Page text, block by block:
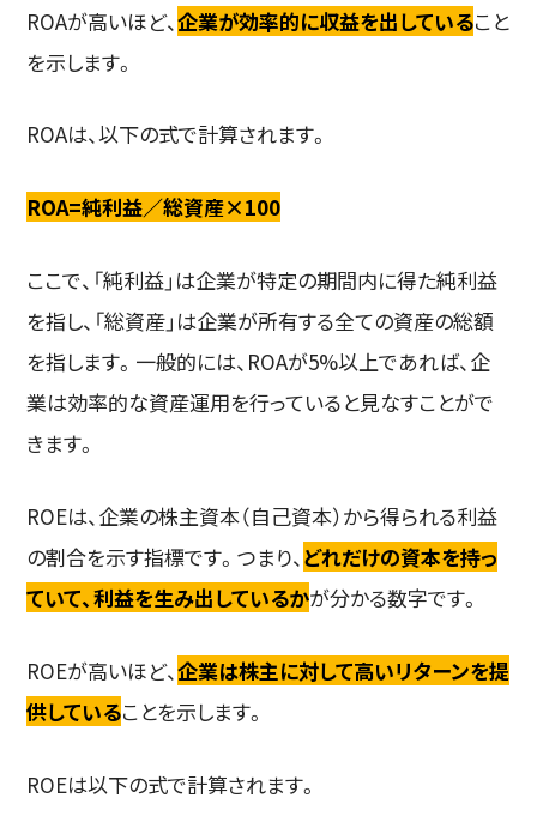
ROAが高いほど、企業が効率的に収益を出していること
を示します。
ROAは、以下の式で計算されます。
ROA=純利益／総資産×100
ここで、「純利益」は企業が特定の期間内に得た純利益
を指し、「総資産」は企業が所有する全ての資産の総額
を指します。一般的には、ROAが5%以上であれば、企
業は効率的な資産運用を行っていると見なすことがで
きます。
ROEは、企業の株主資本（自己資本）から得られる利益
の割合を示す指標です。つまり、どれだけの資本を持っ
ていて、利益を生み出しているかが分かる数字です。
ROEが高いほど、企業は株主に対して高いリターンを提
供していることを示します。
ROEは以下の式で計算されます。